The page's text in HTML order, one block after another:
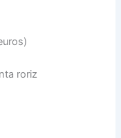
roriz​